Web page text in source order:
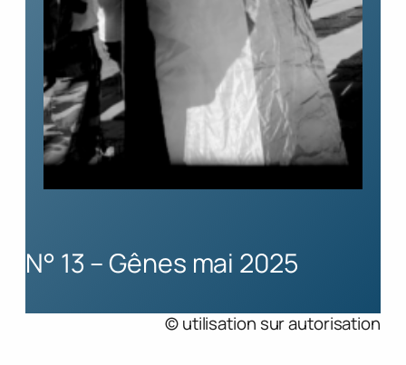
N° 13 – Gênes mai 2025
© utilisation sur autorisation